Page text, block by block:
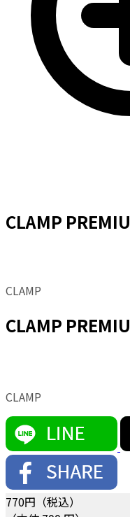
CLAMP
CLAMP
CLAMP
CLAMP
770円（税込）